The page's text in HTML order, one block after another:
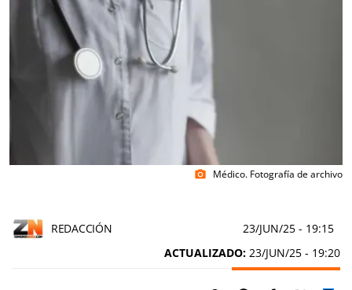
photo_camera Médico. Fotografía de archivo
REDACCIÓN 23/JUN/25 - 19:15
ACTUALIZADO: 23/JUN/25 - 19:20